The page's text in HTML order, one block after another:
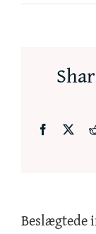
Facebook
Beslægtede